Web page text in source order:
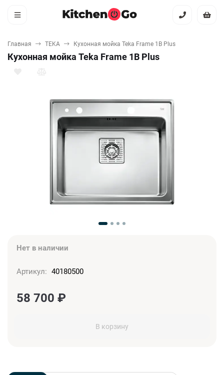
Главная TEKA Кухонная мойка Teka Frame 1B Plus
Кухонная мойка Teka Frame 1B Plus
Нет в наличии
Артикул: 40180500
58 700 ₽
В корзину